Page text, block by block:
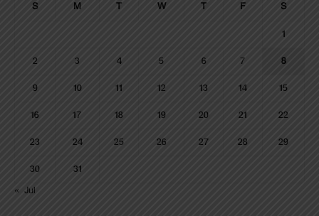
S M T W T F S
1
2 3 4 5 6 7 8
9 10 11 12 13 14 15
16 17 18 19 20 21 22
23 24 25 26 27 28 29
30
31
« Jul